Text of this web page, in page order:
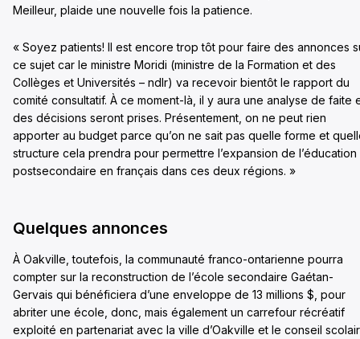
Meilleur, plaide une nouvelle fois la patience.
« Soyez patients! Il est encore trop tôt pour faire des annonces
ce sujet car le ministre Moridi (ministre de la Formation et des
Collèges et Universités – ndlr) va recevoir bientôt le rapport du
comité consultatif. À ce moment-là, il y aura une analyse de faite
des décisions seront prises. Présentement, on ne peut rien
apporter au budget parce qu’on ne sait pas quelle forme et
structure cela prendra pour permettre l’expansion de l’éducation
postsecondaire en français dans ces deux régions. »
Quelques annonces
À Oakville, toutefois, la communauté franco-ontarienne pourra
compter sur la reconstruction de l’école secondaire Gaétan-
Gervais qui bénéficiera d’une enveloppe de 13 millions $, pour
abriter une école, donc, mais également un carrefour récréatif
exploité en partenariat avec la ville d’Oakville et le conseil